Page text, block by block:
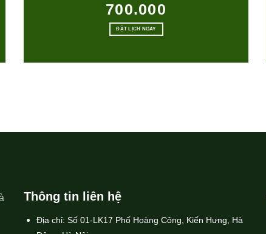
700.000
ĐẶT LỊCH NGAY
Thông tin liên hệ
Địa chỉ: Số 01-LK17 Phố Hoàng Công, Kiến Hưng, Hà